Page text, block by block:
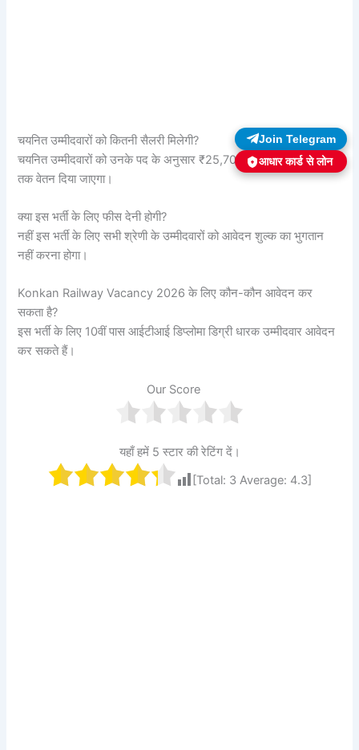
चयनित उम्मीदवारों को कितनी सैलरी मिलेगी?
चयनित उम्मीदवारों को उनके पद के अनुसार ₹25,700 से लेकर ₹47,220
तक वेतन दिया जाएगा।
क्या इस भर्ती के लिए फीस देनी होगी?
नहीं इस भर्ती के लिए सभी श्रेणी के उम्मीदवारों को आवेदन शुल्क का भुगतान
नहीं करना होगा।
Konkan Railway Vacancy 2026 के लिए कौन-कौन आवेदन कर
सकता है?
इस भर्ती के लिए 10वीं पास आईटीआई डिप्लोमा डिग्री धारक उम्मीदवार आवेदन
कर सकते हैं।
Our Score
यहाँ हमें 5 स्टार की रेटिंग दें।
[Total: 3 Average: 4.3]
Join Telegram
आधार कार्ड से लोन